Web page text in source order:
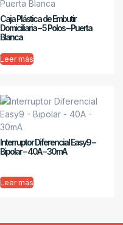
Caja Plástica de Embutir
Domiciliaria – 5 Polos – Puerta
Blanca
Leer más
Interruptor Diferencial Easy9 –
Bipolar – 40A – 30mA
Leer más